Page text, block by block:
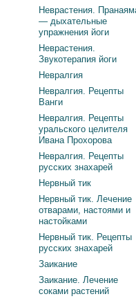
Неврастения.
— дыхательные
упражнения йоги
Неврастения.
Звукотерапия йоги
Невралгия
Невралгия. Рецепты
Ванги
Невралгия. Рецепты
уральского целителя
Ивана Прохорова
Невралгия. Рецепты
русских знахарей
Нервный тик
Нервный тик. Лечение
отварами, настоями и
настойками
Нервный тик. Рецепты
русских знахарей
Заикание
Заикание. Лечение
соками растений